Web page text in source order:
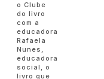
o Clube
do livro
com a
educadora
Rafaela
Nunes,
educadora
social, o
livro que